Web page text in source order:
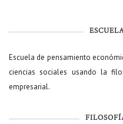
Escuela de pensamiento
ciencias sociales usando la
empresarial.